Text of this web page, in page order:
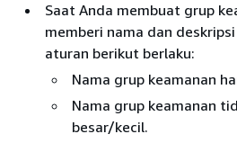
Saat Anda membuat grup
memberi nama dan
aturan berikut berlaku:
Nama grup keamanan
Nama grup keamanan
besar/kecil.